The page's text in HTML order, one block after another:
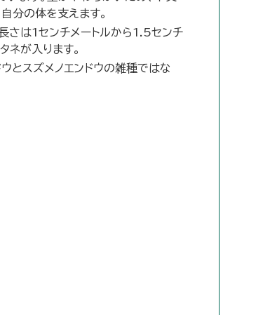
分の体を支えます。
さは1センチメートルから1.5センチ
ネが入ります。
ウとスズメノエンドウの雑種ではな